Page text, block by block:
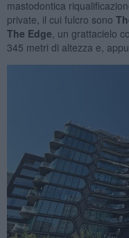
mastodontica
private, il cui fulcro sono
The Edge , un grattacielo
345 metri di altezza e,